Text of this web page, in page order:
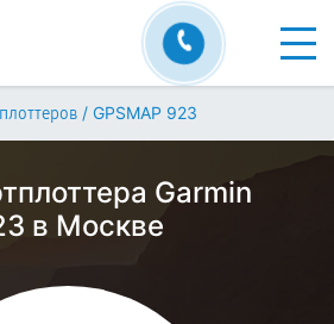
/ GPSMAP 923
Garmin
в Москве